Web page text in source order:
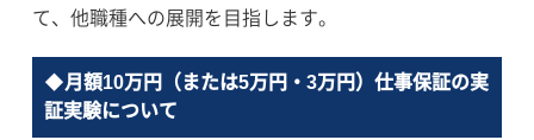
て、他職種への展開を目指します。
◆月額10万円（または5万円・3万円）仕事保証の実
証実験について